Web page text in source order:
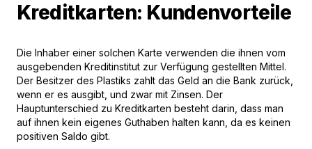
Kreditkarten: Kundenvorteile
Die Inhaber einer solchen Karte verwenden die ihnen vom
ausgebenden Kreditinstitut zur Verfügung gestellten Mittel.
Der Besitzer des Plastiks zahlt das Geld an die Bank zurück,
wenn er es ausgibt, und zwar mit Zinsen. Der
Hauptunterschied zu Kreditkarten besteht darin, dass man
auf ihnen kein eigenes Guthaben halten kann, da es keinen
positiven Saldo gibt.